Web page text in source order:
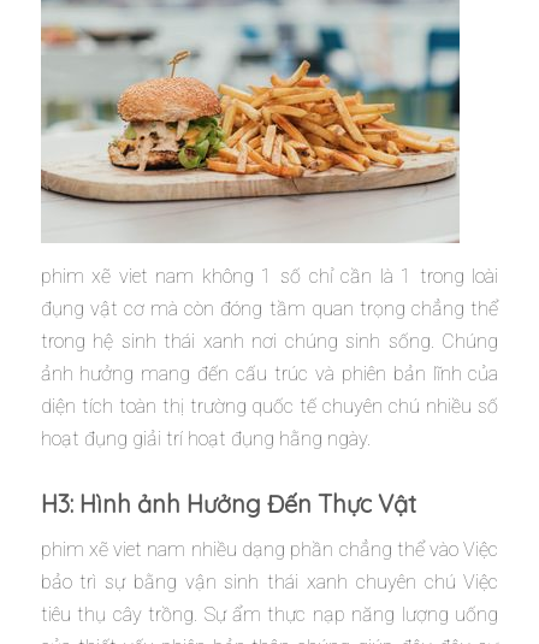
phim xẽ viet nam không 1 số chỉ cần là 1 trong loài
đụng vật cơ mà còn đóng tầm quan trọng chẳng thể
trong hệ sinh thái xanh nơi chúng sinh sống. Chúng
ảnh hưởng mang đến cấu trúc và phiên bản lĩnh của
diện tích toàn thị trường quốc tế chuyên chú nhiều số
hoạt đụng giải trí hoạt đụng hằng ngày.
H3: Hình ảnh Hưởng Đến Thực Vật
phim xẽ viet nam nhiều dạng phần chẳng thể vào Việc
bảo trì sự bằng vận sinh thái xanh chuyên chú Việc
tiêu thụ cây trồng. Sự ẩm thực nạp năng lượng uống